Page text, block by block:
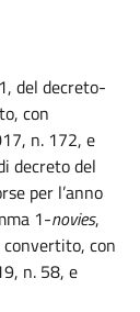
del decreto-
con
n. 172, e
decreto del
per l’anno
1-novies,
con
n. 58, e